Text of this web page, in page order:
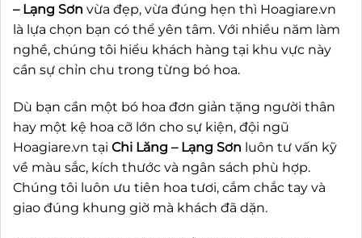
– Lạng Sơn vừa đẹp, vừa đúng hẹn thì Hoagiare.vn
là lựa chọn bạn có thể yên tâm. Với nhiều năm làm
nghề, chúng tôi hiểu khách hàng tại khu vực này
cần sự chỉn chu trong từng bó hoa.
Dù bạn cần một bó hoa đơn giản tặng người thân
hay một kệ hoa cỡ lớn cho sự kiện, đội ngũ
Hoagiare.vn tại Chi Lăng – Lạng Sơn luôn tư vấn kỹ
về màu sắc, kích thước và ngân sách phù hợp.
Chúng tôi luôn ưu tiên hoa tươi, cắm chắc tay và
giao đúng khung giờ mà khách đã dặn.